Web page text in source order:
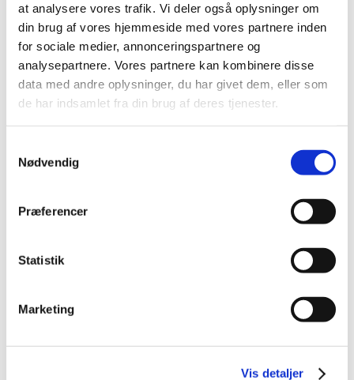
at analysere vores trafik. Vi deler også oplysninger om
din brug af vores hjemmeside med vores partnere inden
for sociale medier, annonceringspartnere og
analysepartnere. Vores partnere kan kombinere disse
data med andre oplysninger, du har givet dem, eller som
de har indsamlet fra din brug af deres tjenester.
Nødvendig
Præferencer
Statistik
Marketing
Vis detaljer
2018 (150)
2017 (167)
2015 (33)
2014 (44)
2013 (49)
2011 (13)
oktober (2)
maj (2)